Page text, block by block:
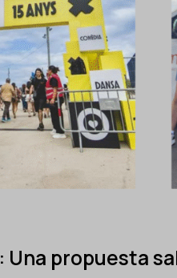
: Una propuesta